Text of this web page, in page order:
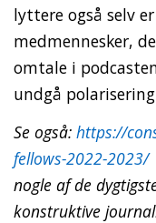
lyttere også selv
medmennesker,
omtale i
undgå
Se også: https://
fellows-2022-2023/
nogle af de
konstruktive